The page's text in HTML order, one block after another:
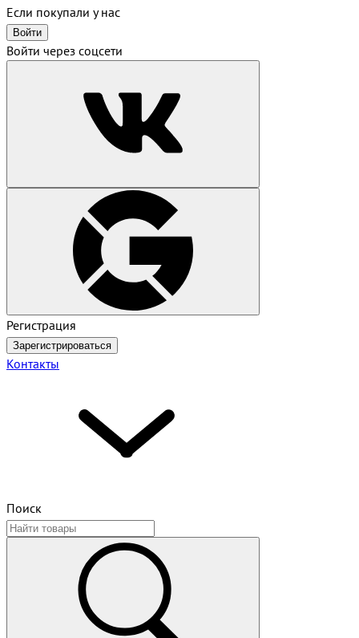
Если покупали у нас
Войти
Войти через соцсети
Регистрация
Зарегистрироваться
Контакты
Поиск